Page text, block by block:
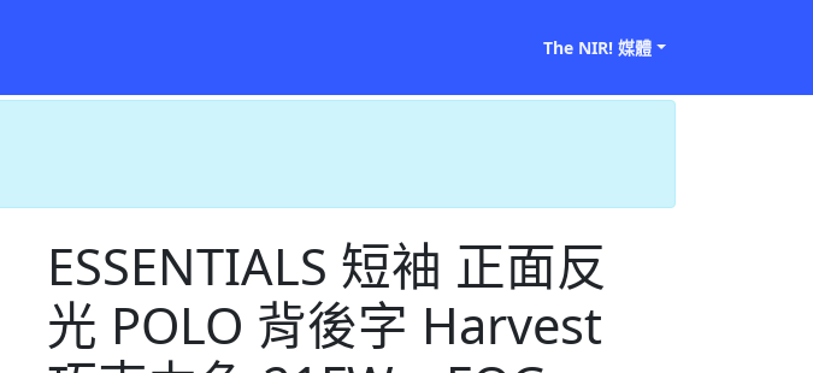
The NIR! 媒體
ESSENTIALS 短袖 正面反
光 POLO 背後字 Harvest